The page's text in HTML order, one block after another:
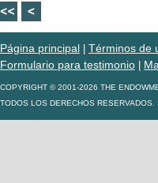
Página principal
Términos de
Formulario para testimonio
COPYRIGHT © 2001-2026 THE
TODOS LOS DERECHOS